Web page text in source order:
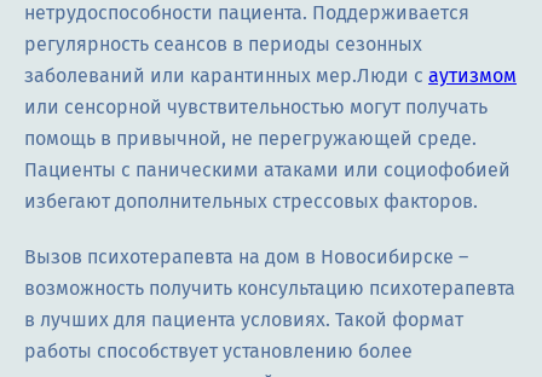
нетрудоспособности пациента. Поддерживается
регулярность сеансов в периоды сезонных
заболеваний или карантинных мер.Люди с аутизмом
или сенсорной чувствительностью могут получать
помощь в привычной, не перегружающей среде.
Пациенты с паническими атаками или социофобией
избегают дополнительных стрессовых факторов.
Вызов психотерапевта на дом в Новосибирске –
возможность получить консультацию психотерапевта
в лучших для пациента условиях. Такой формат
работы способствует установлению более